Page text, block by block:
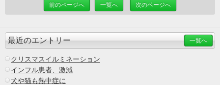
前のページへ 一覧へ 次のページへ
最近のエントリー 一覧へ
クリスマスイルミネーション
インフル患者、激減
犬や猫も熱中症に